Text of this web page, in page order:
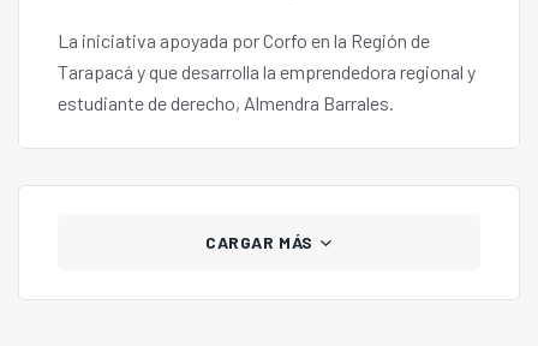
La iniciativa apoyada por Corfo en la Región de
Tarapacá y que desarrolla la emprendedora regional y
estudiante de derecho, Almendra Barrales.
CARGAR MÁS